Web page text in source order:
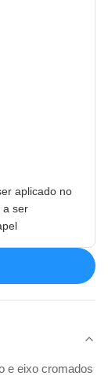
aplicado no
a ser
e eixo cromados